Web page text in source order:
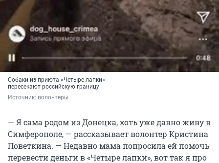
Собаки из приюта «Четыре лапки»
пересекают российскую границу
Источник: волонтеры
— Я сама родом из Донецка, хоть уже давно живу в
Симферополе, — рассказывает волонтер Кристина
Поветкина. — Недавно мама попросила ей помочь
перевести деньги в «Четыре лапки», вот так я про